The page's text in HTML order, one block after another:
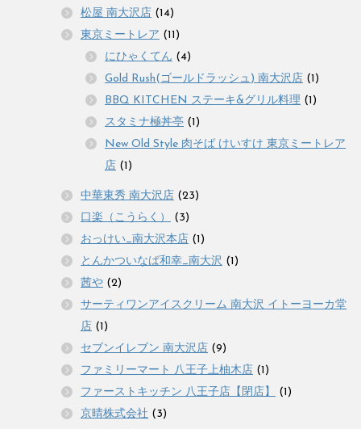
松屋 南大沢店 (14)
東京ミートレア (11)
にひゃくてん (4)
Gold Rush(ゴールドラッシュ) 南大沢店 (1)
BBQ KITCHEN ステーキ&グリル料理 (1)
スタミナ極丼亭 (1)
New Old Style 肉そば けいすけ 東京ミートレア
店 (1)
中華東秀 南大沢店 (23)
口楽（こうらく）
(3)
おっけい_南大沢本店 (1)
とんかついなば和幸_南大沢 (1)
茜や (2)
サーティワンアイスクリーム 南大沢 イトーヨーカ堂
店 (1)
セブンイレブン 南大沢店 (9)
ファミリーマート 八王子上柚木店 (1)
ファーストキッチン 八王子店【閉店】
(1)
京晴株式会社 (3)